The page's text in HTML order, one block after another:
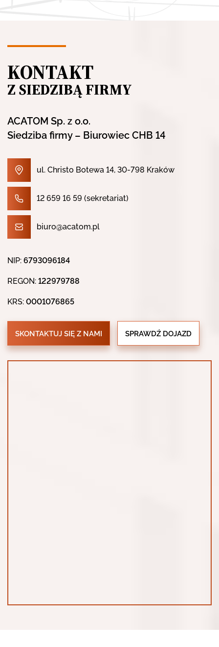
KONTAKT
Z SIEDZIBĄ FIRMY
ACATOM Sp. z o.o.
Siedziba firmy – Biurowiec CHB 14
ul. Christo Botewa 14, 30-798 Kraków
12 659 16 59 (sekretariat)
biuro@acatom.pl
NIP: 6793096184
REGON: 122979788
KRS: 0001076865
SKONTAKTUJ SIĘ Z NAMI SPRAWDŹ DOJAZD